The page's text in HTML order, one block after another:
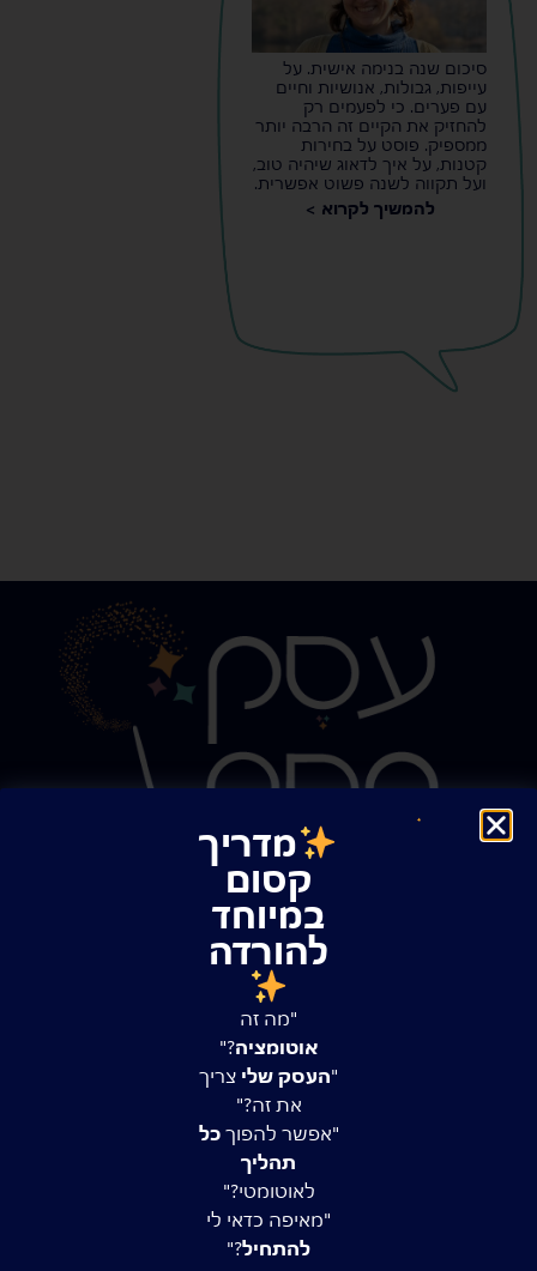
סיכום שנה בנימה אישית. על
עייפות, גבולות, אנושיות וחיים
עם פערים. כי לפעמים רק
להחזיק את הקיים זה הרבה יותר
ממספיק. פוסט על בחירות
קטנות, על איך לדאוג שיהיה טוב,
ועל תקווה לשנה פשוט אפשרית.
להמשיך לקרוא >
רוצה לקבל השראה, כלים, טיפים ועדכונים קסומים במייל?
אני רוצה לקבל מיילים מלאי קסם! אם יימאס לי, תמיד אוכל להסיר
את עצמי ולחזור לחיי האפרוריים
הוקוס פוקוס!
מדריך
קסום
במיוחד
להורדה
"מה זה
אוטומציה?"​
"העסק שלי צריך
את זה?"​
"אפשר להפוךכל
תהליך
לאוטומטי?"​
"מאיפה כדאי לי
להתחיל?"​